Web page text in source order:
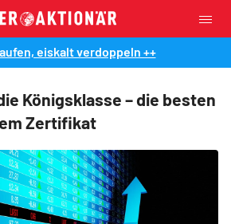
eiskalt verdoppeln ++
Königsklasse – die besten
Zertifikat